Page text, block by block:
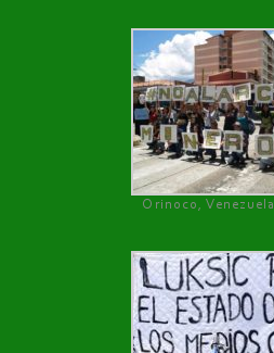
Orinoco, Venezuela